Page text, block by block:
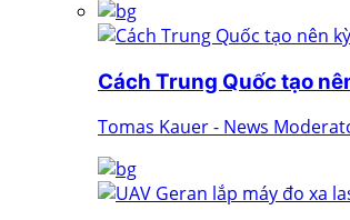
Cách Trung Quốc tạo
Tomas Kauer - News